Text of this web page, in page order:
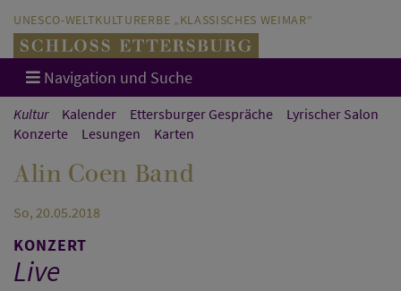
UNESCO-WELTKULTURERBE „KLASSISCHES WEIMAR“
Navigation und Suche
Kultur Kalender Ettersburger Gespräche
Lyrischer Salon
Konzerte
Lesungen Karten
Alin Coen Band
So, 20.05.2018
KONZERT
Live